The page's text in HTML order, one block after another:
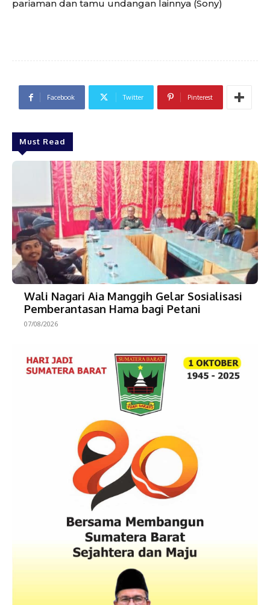
pariaman dan tamu undangan lainnya (Sony)
Facebook Twitter Pinterest
Must Read
Wali Nagari Aia Manggih Gelar Sosialisasi
Pemberantasan Hama bagi Petani
07/08/2026